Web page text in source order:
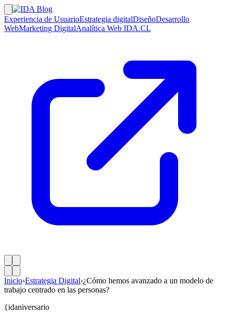
Experiencia de UsuarioEstrategia digitalDiseñoDesarrollo
WebMarketing DigitalAnalítica Web IDA.CL
Inicio›Estrategia Digital›¿Cómo hemos avanzado a un modelo de
trabajo centrado en las personas?
{idaniversario